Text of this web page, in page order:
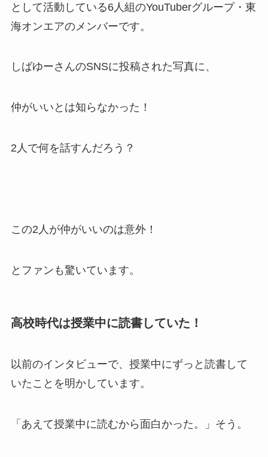
として活動している6人組のYouTuberグループ・東
海オンエアのメンバーです。
しばゆーさんのSNSに投稿された写真に、
仲がいいとは知らなかった！
2人で何を話すんだろう？
この2人が仲がいいのは意外！
とファンも驚いています。
高校時代は授業中に読書していた！
以前のインタビューで、授業中にずっと読書して
いたことを明かしています。
「あえて授業中に読むから面白かった。」そう。